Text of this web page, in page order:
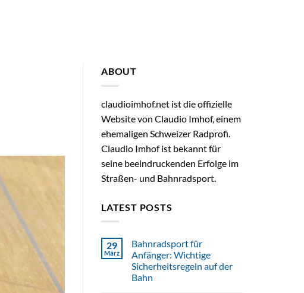
ABOUT
claudioimhof.net ist die offizielle
Website von Claudio Imhof, einem
ehemaligen Schweizer Radprofi.
Claudio Imhof ist bekannt für
seine beeindruckenden Erfolge im
Straßen- und Bahnradsport.
LATEST POSTS
29
März
Bahnradsport für
Anfänger: Wichtige
Sicherheitsregeln auf der
Bahn